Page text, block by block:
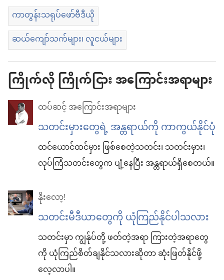
ကာတွန်းသရုပ်ဖော်ဗီဒီယို
ဆယ်ကျော်သက်များ၊ လူငယ်များ
ကြိုက်လို ကြိုက်ငြား အကြောင်းအရာများ
ထပ်ဆင့် အကြောင်းအရာများ
သတင်းမှားတွေရဲ့ အန္တရာယ်ကို ကာကွယ်နိုင်ပုံ
ထင်ယောင်ထင်မှား ဖြစ်စေတဲ့သတင်း၊ သတင်းမှား၊
လုပ်ကြံသတင်းတွေက ပျံ့နေပြီး အန္တရာယ်ရှိစေတယ်။
နိုးလော့!
သတင်းမီဒီယာတွေကို ယုံကြည်နိုင်ပါသလား
သတင်းမှာ ကျွန်ုပ်တို့ ဖတ်တဲ့အရာ ကြားတဲ့အရာတွေ
ကို ယုံကြည်စိတ်ချနိုင်သလားဆိုတာ ဆုံးဖြတ်နိုင်ဖို့
လေ့လာပါ။